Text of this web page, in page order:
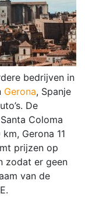
bedrijven in
Gerona, Spanje
De
Coloma
Gerona 11
prijzen op
zodat er geen
van de